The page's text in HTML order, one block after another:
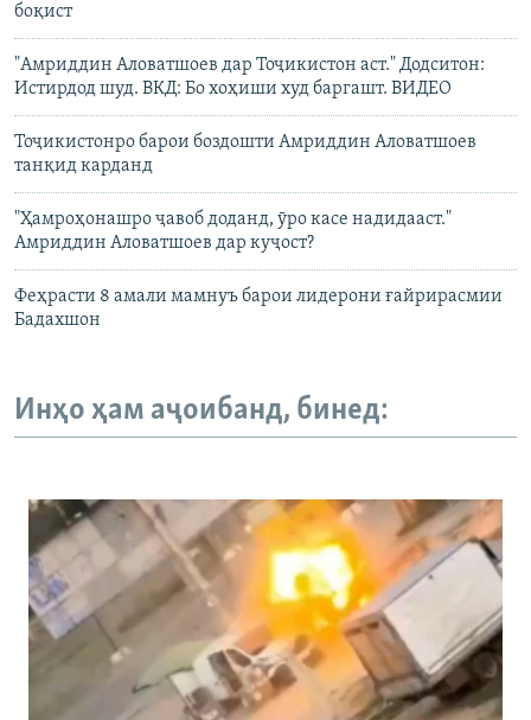
боқист
"Амриддин Аловатшоев дар Тоҷикистон аст." Додситон:
Истирдод шуд. ВКД: Бо хоҳиши худ баргашт. ВИДЕО
Тоҷикистонро барои боздошти Амриддин Аловатшоев
танқид карданд
"Ҳамроҳонашро ҷавоб доданд, ӯро касе надидааст."
Амриддин Аловатшоев дар куҷост?
Феҳрасти 8 амали мамнуъ барои лидерони ғайрирасмии
Бадахшон
Инҳо ҳам аҷоибанд, бинед: